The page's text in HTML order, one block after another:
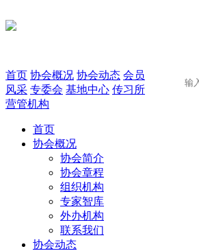
首页 协会概况 协会动态 会员
风采 专委会 基地中心 传习所
营管机构
首页
协会概况
协会简介
协会章程
组织机构
专家智库
外办机构
联系我们
协会动态